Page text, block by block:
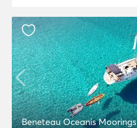
Beneteau Oceanis Moorings